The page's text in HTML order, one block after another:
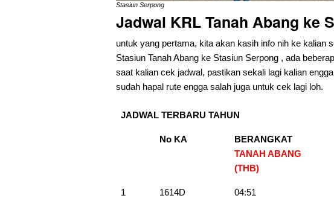
Stasiun Serpong
Jadwal KRL Tanah Abang ke
untuk yang pertama, kita akan kasih info nih ke kalian
Stasiun Tanah Abang ke Stasiun Serpong , ada
saat kalian cek jadwal, pastikan sekali lagi kalian
sudah hapal rute engga salah juga untuk cek lagi loh.
JADWAL TERBARU TAHUN
No KA
BERANGKAT
TANAH ABANG
(THB)
1 1614D 04:51